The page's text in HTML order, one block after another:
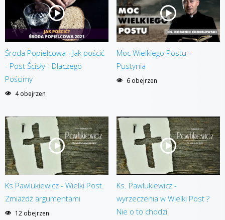
Środa Popielcowa - Jak pościć
- Post Ścisły - Dlaczego
Pościmy
4 obejrzen
Moc Wielkiego Postu -
Pustynia
6 obejrzen
Ks Pawlukiewicz - Wielki Post.
Zmiażdż argumentami
12 obejrzen
Ks. Pawlukiewicz -
wyrzeczenia w Wielki Post ?
Nie o to chodzi